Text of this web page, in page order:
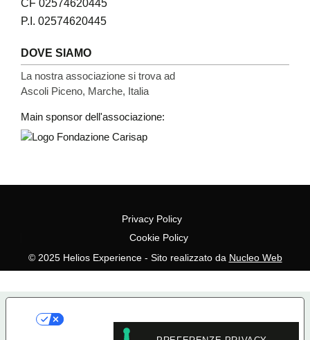
CF 02574620445
P.I. 02574620445
DOVE SIAMO
La nostra associazione si trova ad
Ascoli Piceno, Marche, Italia
Main sponsor dell'associazione:
© 2025 Helios Experience - Sito realizzato da Nucleo Web
Privacy Policy
Cookie Policy
ALLA PRIVACY